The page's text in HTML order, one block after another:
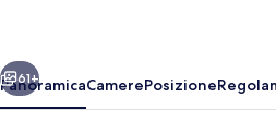
Avanti
61+
PanoramicaCamerePosizione